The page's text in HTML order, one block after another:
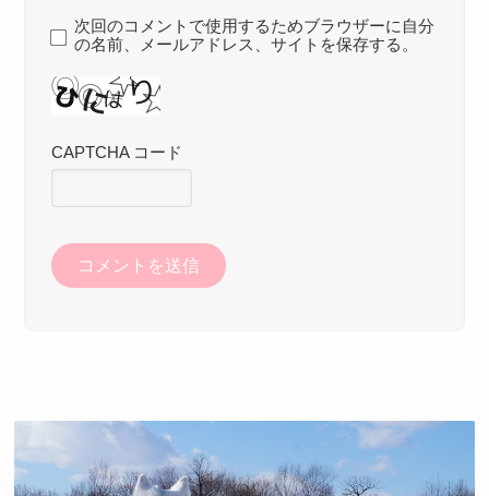
次回のコメントで使用するためブラウザーに自分
の名前、メールアドレス、サイトを保存する。
CAPTCHA コード